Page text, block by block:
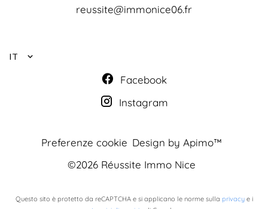
reussite@immonice06.fr
IT
Facebook
Instagram
Preferenze cookie Design by Apimo™
©2026 Réussite Immo Nice
Questo sito è protetto da reCAPTCHA e si applicano le norme sulla privacye i